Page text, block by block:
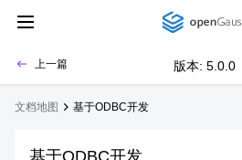
上一篇 版本: 5.0.0
文档地图 基于ODBC开发
基于ODBC开发